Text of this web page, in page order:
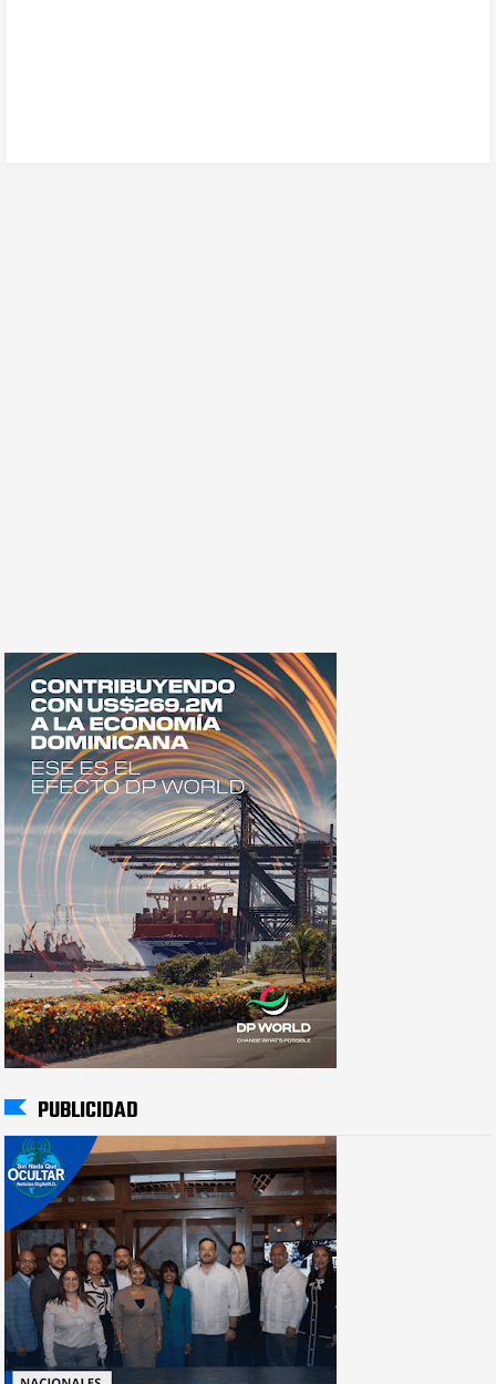
PUBLICIDAD